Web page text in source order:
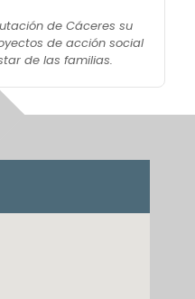
de Cáceres su
de acción social
de las familias.